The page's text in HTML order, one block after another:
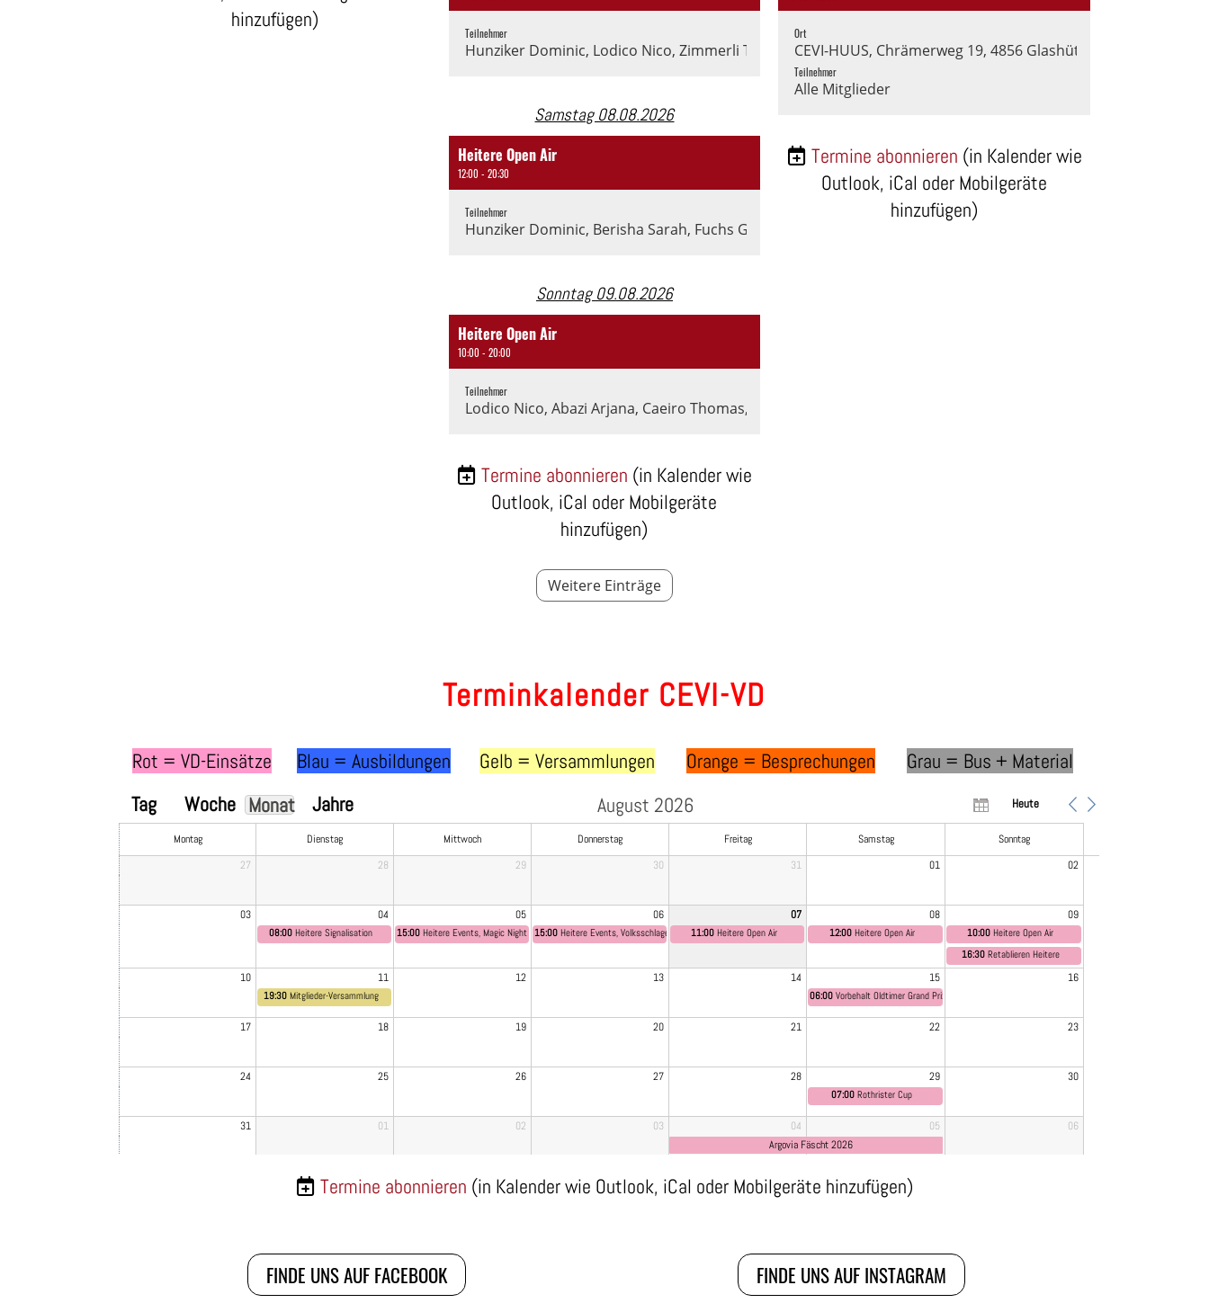
hinzufügen)
Teilnehmer
Hunziker Dominic, Lodico Nico, Zimmerli Thomas, Abu-Rzhaili Kateryna, Berisha Sarah, Cosi Emanuele,
Samstag 08.08.2026
Heitere Open Air
12:00 - 20:30
Teilnehmer
Hunziker Dominic, Berisha Sarah, Fuchs Gabriel, Haylab Natnael, Hofer Mike, Hunkeler Lana, Hutzmann
Sonntag 09.08.2026
Heitere Open Air
10:00 - 20:00
Teilnehmer
Lodico Nico, Abazi Arjana, Caeiro Thomas, Hofer Mike, Hunkeler Lana, Hutzmann Pascale, Leka Lorena,
Termine abonnieren (in Kalender wie
Outlook, iCal oder Mobilgeräte
hinzufügen)
Weitere Einträge
Ort
CEVI-HUUS, Chrämerweg 19, 4856 Glashütten
Teilnehmer
Alle Mitglieder
Termine abonnieren (in Kalender wie
Outlook, iCal oder Mobilgeräte
hinzufügen)
Terminkalender CEVI-VD
Rot = VD-Einsätze Blau = Ausbildungen Gelb = Versammlungen Orange = Besprechungen Grau = Bus + Material
Heute
August 2026
Tag Woche Monat Jahre
Montag Dienstag Mittwoch Donnerstag Freitag Samstag
Sonntag
27
28 29 30 31 01 02
03 04 05 06 07 08 09
10 11 12 13 14 15 16
17 18 19 20 21 22 23
24 25 26 27 28 29 30
31 01 02 03 04 05 06
08:00 Heitere Signalisation 15:00 Heitere Events, Magic Night 15:00 Heitere Events, Volksschlager 11:00Heitere Open Air 12:00Heitere Open Air 10:00 Heitere Open Air
16:30Retablieren Heitere
19:30Mitglieder-Versammlung 06:00 Vorbehalt Oldtimer Grand Prix
07:00 Rothrister Cup
Argovia Fäscht 2026
Termine abonnieren (in Kalender wie Outlook, iCal oder Mobilgeräte hinzufügen)
FINDE UNS AUF FACEBOOK FINDE UNS AUF INSTAGRAM